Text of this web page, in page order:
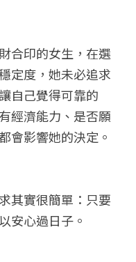
合印的女生，在選
定度，她未必追求
自己覺得可靠的
經濟能力、是否願
會影響她的決定。
其實很簡單：只要
安心過日子。